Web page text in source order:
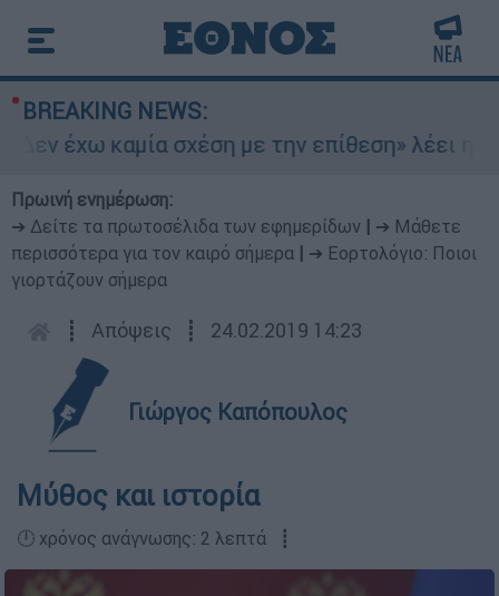
BREAKING NEWS:
έχω καμία σχέση με την επίθεση» λέει η
Πρωινή ενημέρωση:
➔ Δείτε τα πρωτοσέλιδα των εφημερίδων
➔ Μάθετε
περισσότερα για τον καιρό σήμερα
➔ Εορτολόγιο: Ποιοι
γιορτάζουν σήμερα
┋ Απόψεις ┋ 24.02.2019 14:23
Γιώργος Καπόπουλος
Μύθος και ιστορία
🕛 χρόνος ανάγνωσης: 2 λεπτά ┋